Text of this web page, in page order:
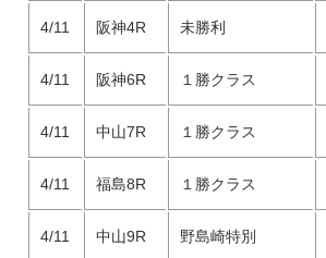
4/11 阪神4R 未勝利
4/11 阪神6R １勝クラス
4/11 中山7R １勝クラス
4/11 福島8R １勝クラス
4/11 中山9R 野島崎特別